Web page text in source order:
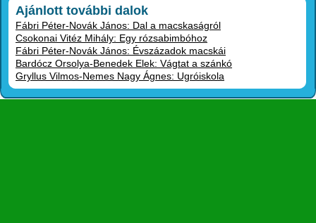
Ajánlott további dalok
Fábri Péter-Novák János: Dal a macskaságról
Csokonai Vitéz Mihály: Egy rózsabimbóhoz
Fábri Péter-Novák János: Évszázadok macskái
Bardócz Orsolya-Benedek Elek: Vágtat a szánkó
Gryllus Vilmos-Nemes Nagy Ágnes: Ugróiskola